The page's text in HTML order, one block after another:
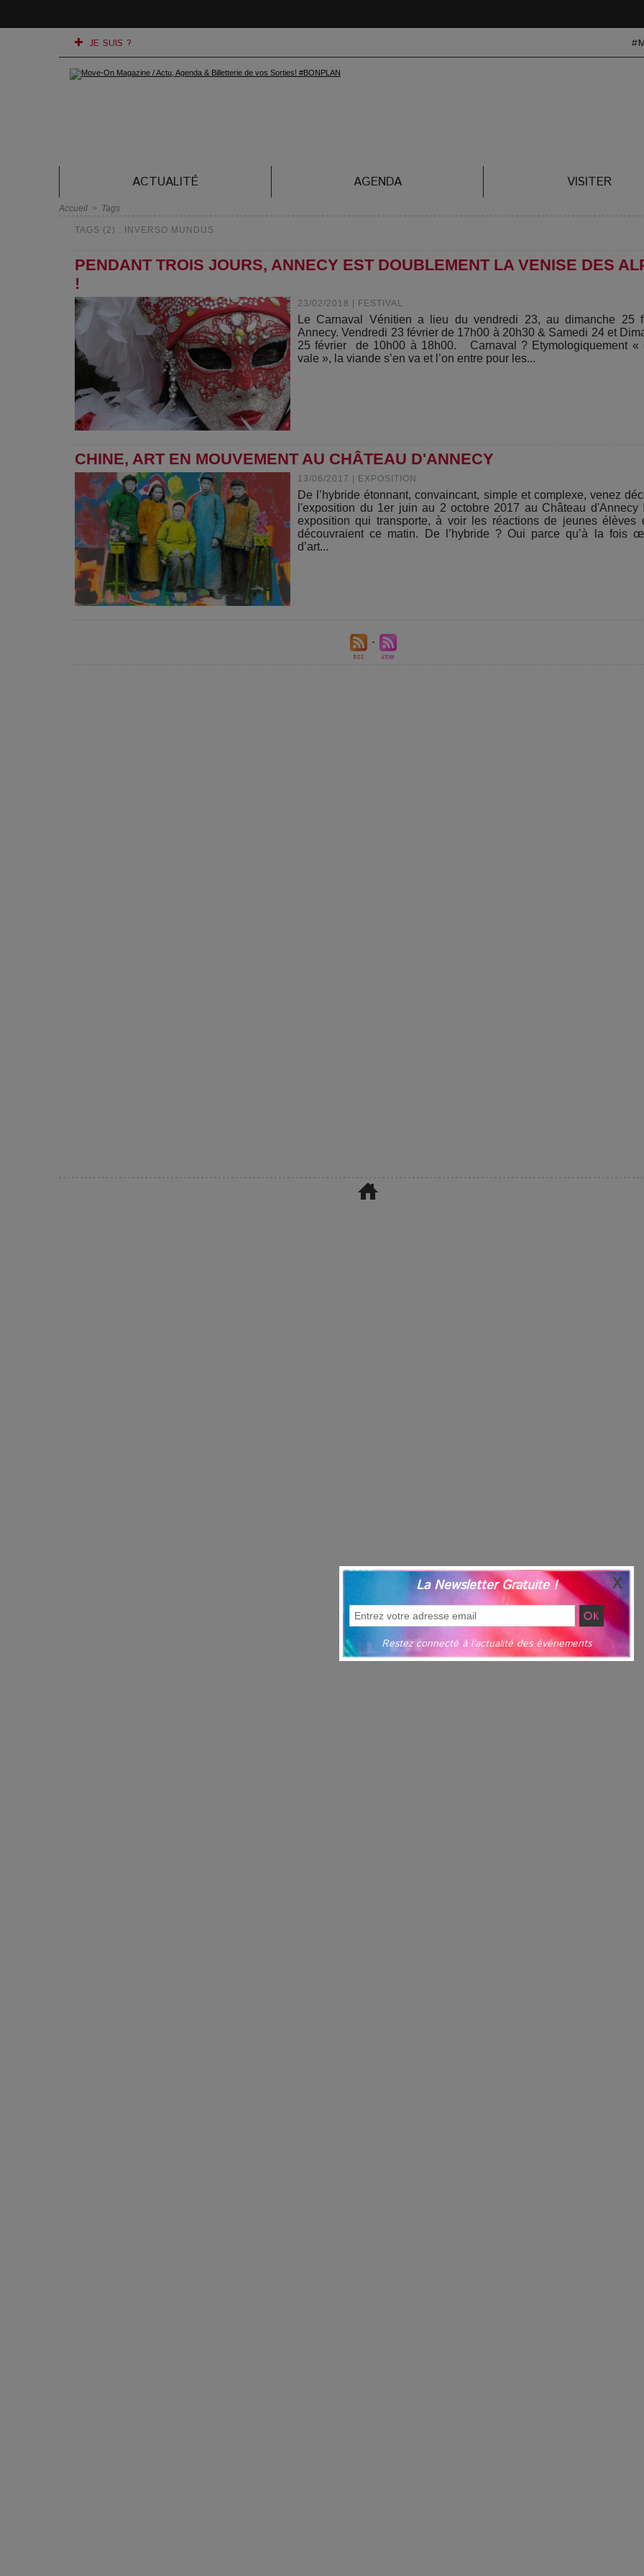
JE SUIS ?
ACTUALITÉ AGENDA VISITER
Accueil > Tags
TAGS (2) : INVERSO MUNDUS
PENDANT TROIS JOURS, ANNECY EST DOUBLEMENT LA VENISE DES
!
23/02/2018 FESTIVAL
Le Carnaval Vénitien a lieu du vendredi 23, au dimanche 25
Annecy. Vendredi 23 février de 17h00 à 20h30 & Samedi 24 et
25 février de 10h00 à 18h00. Carnaval ? Etymologiquement «
vale », la viande s’en va et l’on entre pour les...
CHINE, ART EN MOUVEMENT AU CHÂTEAU D'ANNECY
13/06/2017 EXPOSITION
De l’hybride étonnant, convaincant, simple et complexe, venez
l'exposition du 1er juin au 2 octobre 2017 au Château d'Annecy
exposition qui transporte, à voir les réactions de jeunes élèves
découvraient ce matin. De l’hybride ? Oui parce qu’à la fois
d’art...
La Newsletter Gratuite !
Restez connecté à l'actualité des événements